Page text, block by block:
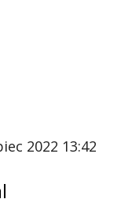
2022 13:42